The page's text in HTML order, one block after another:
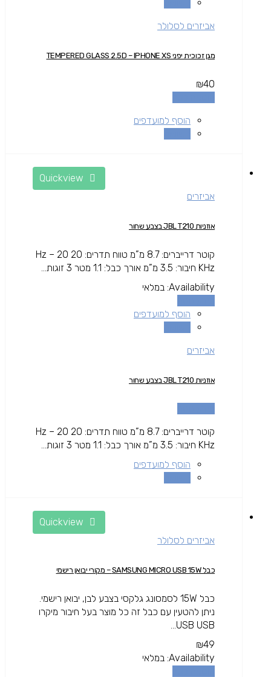
אביזרים לסלולר
מגן זכוכית יפני TEMPERED GLASS 2.5D – IPHONE XS
₪40
הוסף למועדפים
אביזרים
אוזניות JBL T210 בצבע שחור
קוטר דרייברים: 8.7 מ”מ טווח תדרים: 20 Hz – 20
KHz חיבור: 3.5 מ”מ אורך כבל: 1.1 מטר 3 זוגות...
Availability: במלאי
הוסף למועדפים
אביזרים
אוזניות JBL T210 בצבע שחור
קוטר דרייברים: 8.7 מ”מ טווח תדרים: 20 Hz – 20
KHz חיבור: 3.5 מ”מ אורך כבל: 1.1 מטר 3 זוגות...
הוסף למועדפים
אביזרים לסלולר
כבל SAMSUNG MICRO USB 15W – מקורי יבואן רישמי
כבל 15W לסמסונג גלקסי בצבע לבן, יבואן רישמי.
ניתן להטעין עם כבל זה כל מוצר בעל חיבור מיקרו
USB USB...
₪49
Availability: במלאי